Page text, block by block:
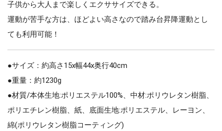
子供から大人まで楽しくエクササイズできる。
運動が苦手な方は、ほどよい高さなので踏み台昇降運動とし
ても利用可能！
●サイズ：約高さ15x幅44x奥行40cm
●重量：約1230g
●材質/本体生地:ポリエステル100%、中材:ポリウレタン樹脂、
ポリエチレン樹脂、紙、底面生地:ポリエステル、レーヨン、
綿(ポリウレタン樹脂コーティング)